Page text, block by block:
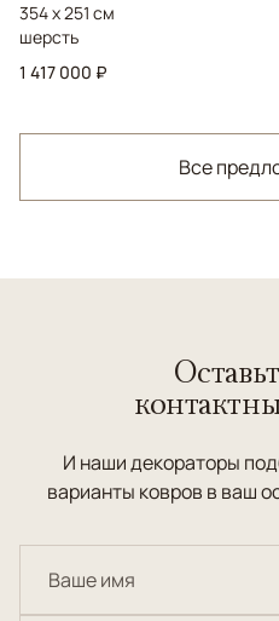
354 x 251 см
шерсть
1 417 000 ₽
Все
И наши декораторы
варианты ковров в ваш